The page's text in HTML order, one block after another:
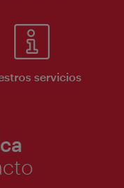
servicios